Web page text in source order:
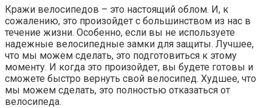
Кражи велосипедов – это настоящий облом. И, к
сожалению, это произойдет с большинством из нас в
течение жизни. Особенно, если вы не используете
надежные велосипедные замки для защиты. Лучшее,
что мы можем сделать, это подготовиться к этому
моменту. И когда это произойдет, вы будете готовы и
сможете быстро вернуть свой велосипед. Худшее, что
мы можем сделать, это полностью отказаться от
велосипеда.